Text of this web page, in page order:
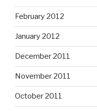
February 2012
January 2012
December 2011
November 2011
October 2011